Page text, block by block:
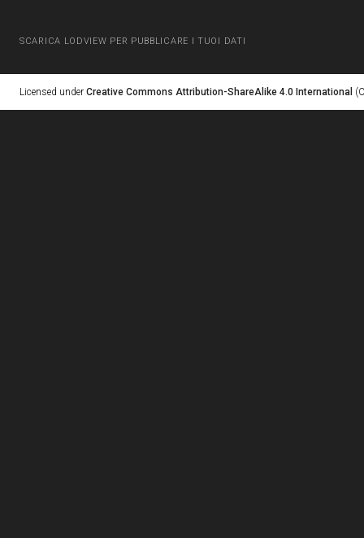
SCARICA LODVIEW PER PUBBLICARE I TUOI DATI
Licensed under Creative Commons Attribution-ShareAlike 4.0 International